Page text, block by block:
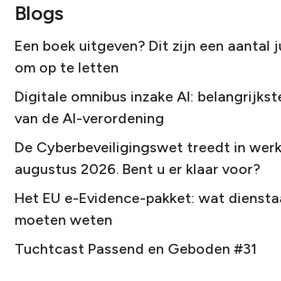
Blogs
Een boek uitgeven? Dit zijn een aantal
om op te letten
Digitale omnibus inzake AI:
van de AI-verordening
De Cyberbeveiligingswet treedt in
augustus 2026. Bent u er klaar voor?
Het EU e-Evidence-pakket: wat
moeten weten
Tuchtcast Passend en Geboden #31